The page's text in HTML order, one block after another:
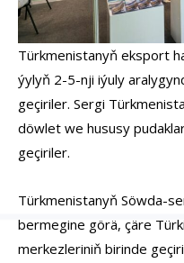
Türkmenistanyň eksport
ýylyň 2-5-nji iýuly
geçiriler. Sergi
döwlet we hususy
geçiriler.
Türkmenistanyň Söwda-
bermegine görä, çäre
merkezleriniň birinde